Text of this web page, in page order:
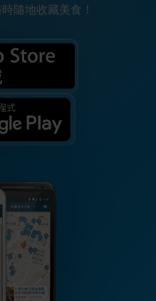
隨地收藏美食！